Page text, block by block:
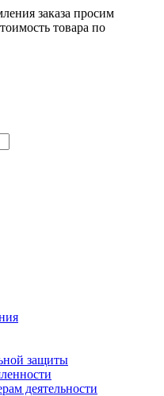
заказа просим
товара по
защиты
деятельности